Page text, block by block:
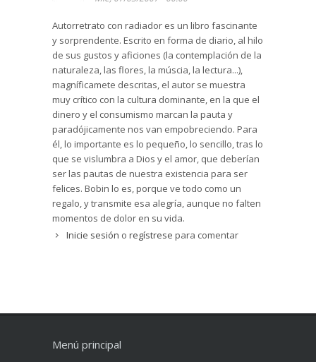
Autorretrato con radiador es un libro fascinante
y sorprendente. Escrito en forma de diario, al hilo
de sus gustos y aficiones (la contemplación de la
naturaleza, las flores, la múscia, la lectura...),
magníficamete descritas, el autor se muestra
muy crítico con la cultura dominante, en la que el
dinero y el consumismo marcan la pauta y
paradójicamente nos van empobreciendo. Para
él, lo importante es lo pequeño, lo sencillo, tras lo
que se vislumbra a Dios y el amor, que deberían
ser las pautas de nuestra existencia para ser
felices. Bobin lo es, porque ve todo como un
regalo, y transmite esa alegría, aunque no falten
momentos de dolor en su vida.
Inicie sesión o regístrese para comentar
Menú principal